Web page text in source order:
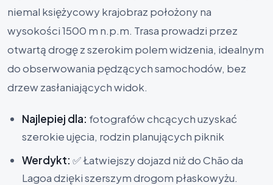
niemal księżycowy krajobraz położony na
wysokości 1500 m n.p.m. Trasa prowadzi przez
otwartą drogę z szerokim polem widzenia, idealnym
do obserwowania pędzących samochodów, bez
drzew zasłaniających widok.
Najlepiej dla: fotografów chcących uzyskać
szerokie ujęcia, rodzin planujących piknik
Werdykt: ✅ Łatwiejszy dojazd niż do Chão da
Lagoa dzięki szerszym drogom płaskowyżu.